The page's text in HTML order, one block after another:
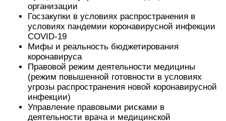
организации
Госзакупки в условиях распространения в
условиях пандемии коронавирусной инфекции
COVID-19
Мифы и реальность бюджетирования
коронавируса
Правовой режим деятельности медицины
(режим повышенной готовности в условиях
угрозы распространения новой коронавирусной
инфекции)
Управление правовыми рисками в
деятельности врача и медицинской